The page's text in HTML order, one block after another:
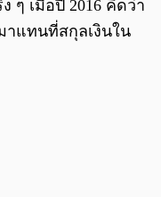
ๆ เมื่อปี 2016 คิดว่า
าแทนที่สกุลเงินใน